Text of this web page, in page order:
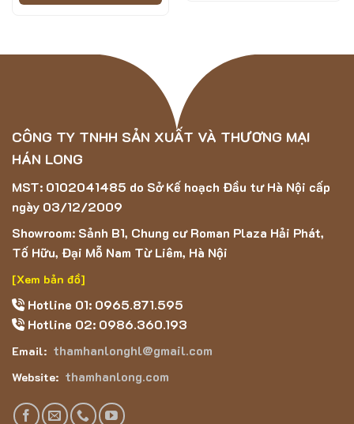
CÔNG TY TNHH SẢN XUẤT VÀ THƯƠNG MẠI
HÁN LONG
MST: 0102041485 do Sở Kế hoạch Đầu tư Hà Nội cấp
ngày 03/12/2009
Showroom: Sảnh B1, Chung cư Roman Plaza Hải Phát,
Tố Hữu, Đại Mỗ Nam Từ Liêm, Hà Nội
[Xem bản đồ]
Hotline 01: 0965.871.595
Hotline 02: 0986.360.193
Email: thamhanlonghl@gmail.com
Website: thamhanlong.com